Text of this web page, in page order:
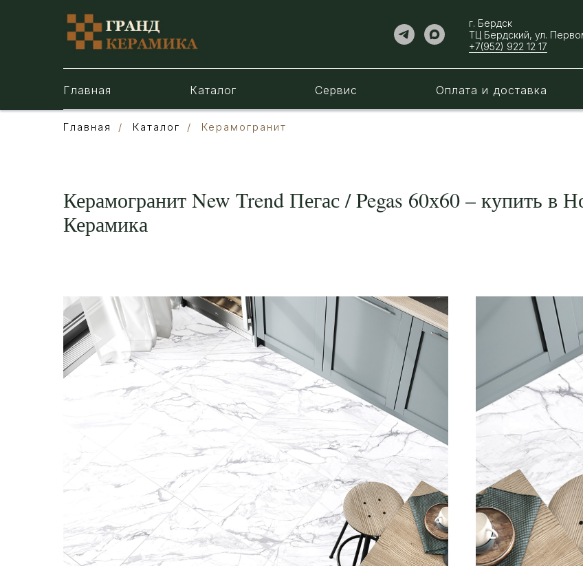
г. Бердск
ТЦ Бердский, ул.
+7(952) 922 12 17
Главная Каталог Сервис Оплата и доставка
Главная / Каталог / Керамогранит
Керамогранит New Trend Пегас / Pegas 60х60 – купить в
Керамика